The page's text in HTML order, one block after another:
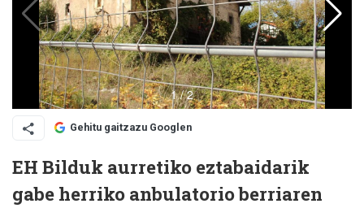
Gehitu gaitzazu Googlen
EH Bilduk aurretiko eztabaidarik
gabe herriko anbulatorio berriaren